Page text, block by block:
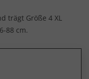
trägt Größe 4 XL
88 cm.